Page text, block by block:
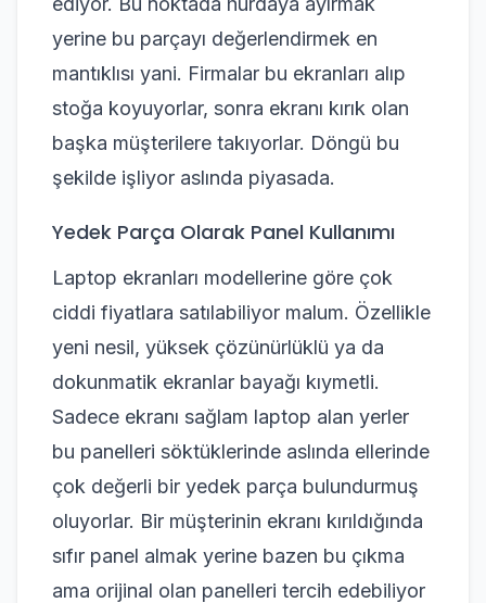
yerine bu parçayı değerlendirmek en
mantıklısı yani. Firmalar bu ekranları alıp
stoğa koyuyorlar, sonra ekranı kırık olan
başka müşterilere takıyorlar. Döngü bu
şekilde işliyor aslında piyasada.
Yedek Parça Olarak Panel Kullanımı
Laptop ekranları modellerine göre çok
ciddi fiyatlara satılabiliyor malum. Özellikle
yeni nesil, yüksek çözünürlüklü ya da
dokunmatik ekranlar bayağı kıymetli.
Sadece ekranı sağlam laptop alan yerler
bu panelleri söktüklerinde aslında ellerinde
çok değerli bir yedek parça bulundurmuş
oluyorlar. Bir müşterinin ekranı kırıldığında
sıfır panel almak yerine bazen bu çıkma
ama orijinal olan panelleri tercih edebiliyor